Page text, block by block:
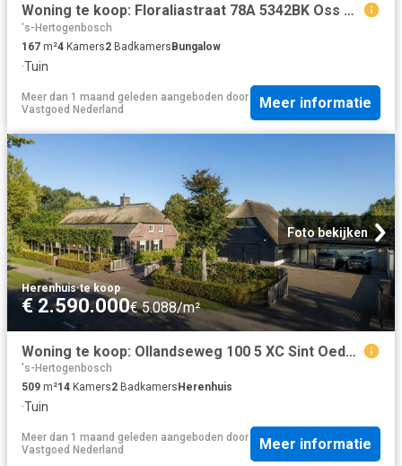
Woning te koop: Floraliastraat 78A 5342BK Oss Vastgoed Nederland
's-Hertogenbosch
167 m²4 Kamers2 BadkamersBungalow
·Tuin
Meer dan 1 maand geleden aangeboden door
Vastgoed Nederland
Meer informatie
Foto bekijken
Herenhuis·te koop
€ 2.590.000€ 5.088/m²
Woning te koop: Ollandseweg 100 5 XC Sint Oedenrode Vastgoed Nederland
's-Hertogenbosch
509 m²14 Kamers2 Badkamers Herenhuis
·Tuin
Meer dan 1 maand geleden aangeboden door
Vastgoed Nederland
Meer informatie